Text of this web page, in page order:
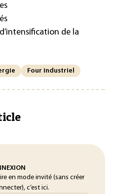
de la
Four industriel
en mode invité (sans créer
c’est ici.